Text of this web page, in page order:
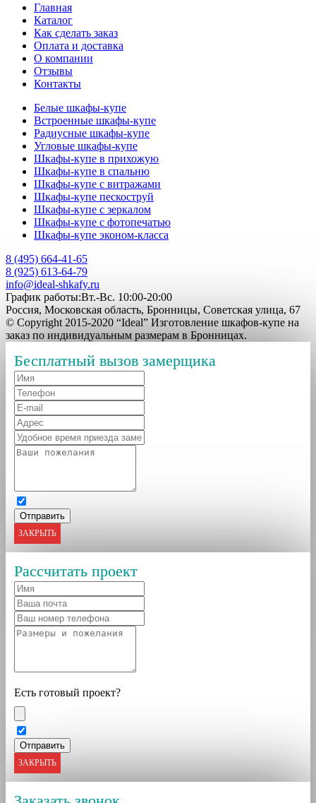
Главная
Каталог
Как сделать заказ
Оплата и доставка
О компании
Отзывы
Контакты
Белые шкафы-купе
Встроенные шкафы-купе
Радиусные шкафы-купе
Угловые шкафы-купе
Шкафы-купе в прихожую
Шкафы-купе в спальню
Шкафы-купе с витражами
Шкафы-купе пескоструй
Шкафы-купе с зеркалом
Шкафы-купе с фотопечатью
Шкафы-купе эконом-класса
8 (495) 664-41-65
8 (925) 613-64-79
info@ideal-shkafy.ru
График работы:Вт.-Вс. 10:00-20:00
Россия, Московская область, Бронницы, Советская улица, 67
© Copyright 2015-2020 “Ideal” Изготовление шкафов-купе на
заказ по индивидуальным размерам в Бронницах.
Бесплатный вызов замерщика
ЗАКРЫТЬ
Рассчитать проект
Есть готовый проект?
ЗАКРЫТЬ